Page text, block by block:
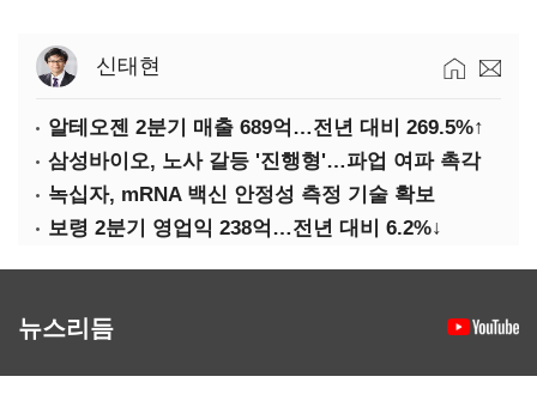
신태현
알테오젠 2분기 매출 689억…전년 대비 269.5%↑
삼성바이오, 노사 갈등 '진행형'…파업 여파 촉각
녹십자, mRNA 백신 안정성 측정 기술 확보
보령 2분기 영업익 238억…전년 대비 6.2%↓
뉴스리듬